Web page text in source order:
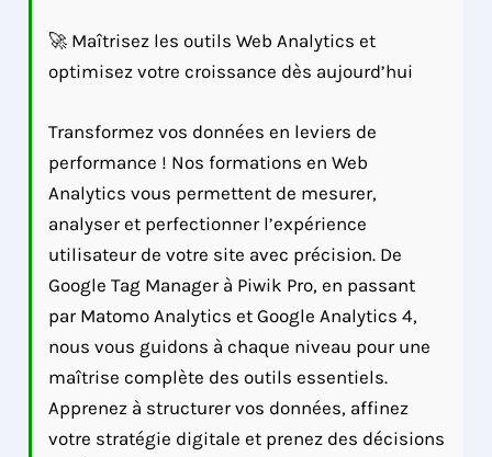
🚀 Maîtrisez les outils Web Analytics et
optimisez votre croissance dès aujourd’hui
Transformez vos données en leviers de
performance ! Nos formations en Web
Analytics vous permettent de mesurer,
analyser et perfectionner l’expérience
utilisateur de votre site avec précision. De
Google Tag Manager à Piwik Pro, en passant
par Matomo Analytics et Google Analytics 4,
nous vous guidons à chaque niveau pour une
maîtrise complète des outils essentiels.
Apprenez à structurer vos données, affinez
votre stratégie digitale et prenez des décisions